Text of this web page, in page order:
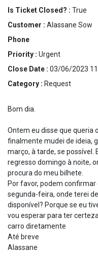
Is Ticket Closed? : True
Customer : Alassane Sow
Phone
Priority : Urgent
Close Date : 03/06/2023
Category : Request
Bom dia.
Ontem eu disse que queria
finalmente mudei de ideia,
março, à tarde, se
regresso domingo à noite,
procura do meu bilhete.
Por favor, podem
segunda-feira, onde terei
disponível? Porque se eu
vou esperar para ter
carro diretamente
Até breve
Alassane